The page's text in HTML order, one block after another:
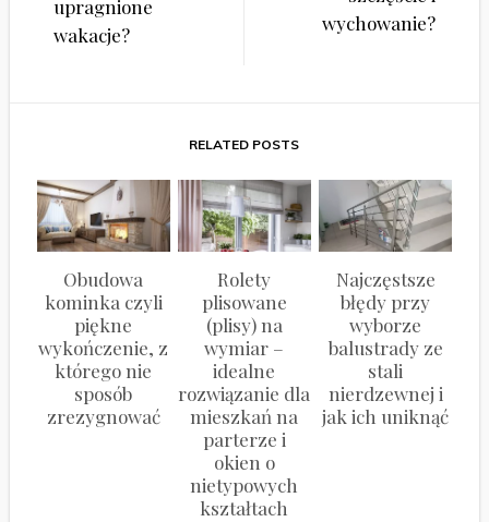
upragnione
wakacje?
wychowanie?
RELATED POSTS
Obudowa
kominka czyli
piękne
wykończenie, z
którego nie
sposób
zrezygnować
Rolety
plisowane
(plisy) na
wymiar –
idealne
rozwiązanie dla
mieszkań na
parterze i
okien o
nietypowych
kształtach
Najczęstsze
błędy przy
wyborze
balustrady ze
stali
nierdzewnej i
jak ich uniknąć